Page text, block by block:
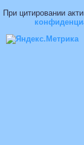
При цитировании